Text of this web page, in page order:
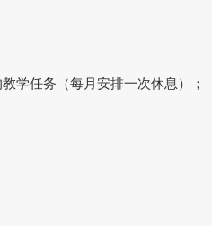
学任务（每月安排一次休息）；